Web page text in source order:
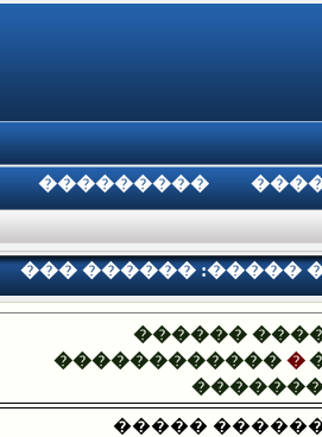
���������
��� ������ :�����
������
�������������
�����